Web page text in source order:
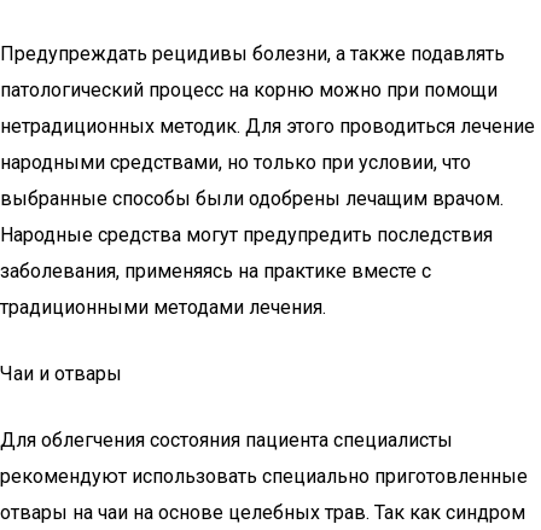
Предупреждать рецидивы болезни, а также подавлять
патологический процесс на корню можно при помощи
нетрадиционных методик. Для этого проводиться лечение
народными средствами, но только при условии, что
выбранные способы были одобрены лечащим врачом.
Народные средства могут предупредить последствия
заболевания, применяясь на практике вместе с
традиционными методами лечения.
Чаи и отвары
Для облегчения состояния пациента специалисты
рекомендуют использовать специально приготовленные
отвары на чаи на основе целебных трав. Так как синдром